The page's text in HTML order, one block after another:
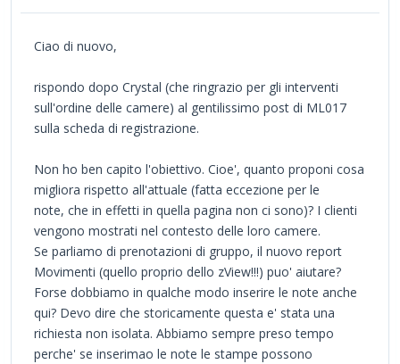
Ciao di nuovo,
rispondo dopo Crystal (che ringrazio per gli interventi
sull'ordine delle camere) al gentilissimo post di ML017
sulla scheda di registrazione.
Non ho ben capito l'obiettivo. Cioe', quanto proponi cosa
migliora rispetto all'attuale (fatta eccezione per le
note, che in effetti in quella pagina non ci sono)? I clienti
vengono mostrati nel contesto delle loro camere.
Se parliamo di prenotazioni di gruppo, il nuovo report
Movimenti (quello proprio dello zView!!!) puo' aiutare?
Forse dobbiamo in qualche modo inserire le note anche
qui? Devo dire che storicamente questa e' stata una
richiesta non isolata. Abbiamo sempre preso tempo
perche' se inserimao le note le stampe possono